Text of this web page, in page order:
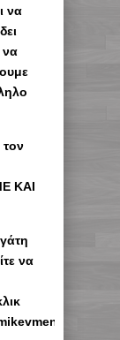
να
να
ΚΑΙ
να